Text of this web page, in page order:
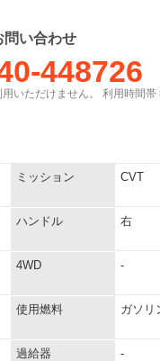
問い合わせ
448726
いただけません。 利用時間帯
ミッション CVT
ハンドル 右
4WD -
使用燃料 ガソリ
過給器 -